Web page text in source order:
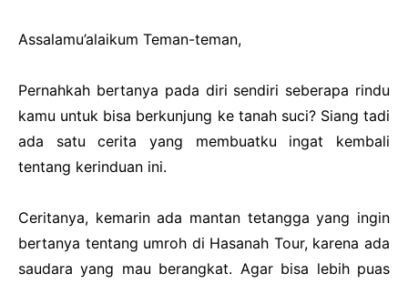
Assalamu’alaikum Teman-teman,
Pernahkah bertanya pada diri sendiri seberapa rindu
kamu untuk bisa berkunjung ke tanah suci? Siang tadi
ada satu cerita yang membuatku ingat kembali
tentang kerinduan ini.
Ceritanya, kemarin ada mantan tetangga yang ingin
bertanya tentang umroh di Hasanah Tour, karena ada
saudara yang mau berangkat. Agar bisa lebih puas